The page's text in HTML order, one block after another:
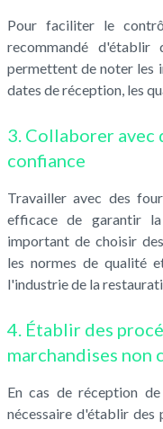
Pour faciliter le
recommandé
permettent de noter les
dates de réception, les
3. Collaborer avec
confiance
Travailler avec des
efficace de garantir
important de choisir
les normes de qualité
l'industrie de la
4. Établir des
marchandises non
En cas de réception
nécessaire d'établir